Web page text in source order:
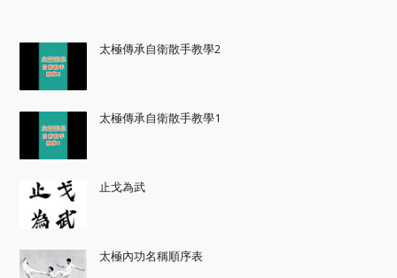
太極傳承自衛散手教學2
太極傳承自衛散手教學1
止戈為武
太極內功名稱順序表